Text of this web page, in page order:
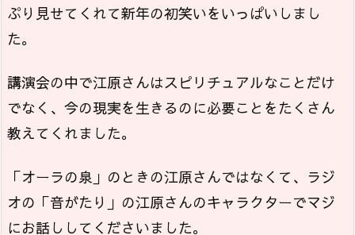
ぷり見せてくれて新年の初笑いをいっぱいしまし
た。
講演会の中で江原さんはスピリチュアルなことだけ
でなく、今の現実を生きるのに必要ことをたくさん
教えてくれました。
「オーラの泉」のときの江原さんではなくて、ラジ
オの「音がたり」の江原さんのキャラクターでマジ
にお話ししてくださいました。